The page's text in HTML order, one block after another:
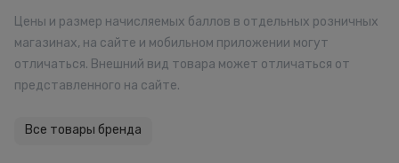
Цены и размер начисляемых баллов в отдельных розничных
магазинах, на сайте и мобильном приложении могут
отличаться. Внешний вид товара может отличаться от
представленного на сайте.
Все товары бренда